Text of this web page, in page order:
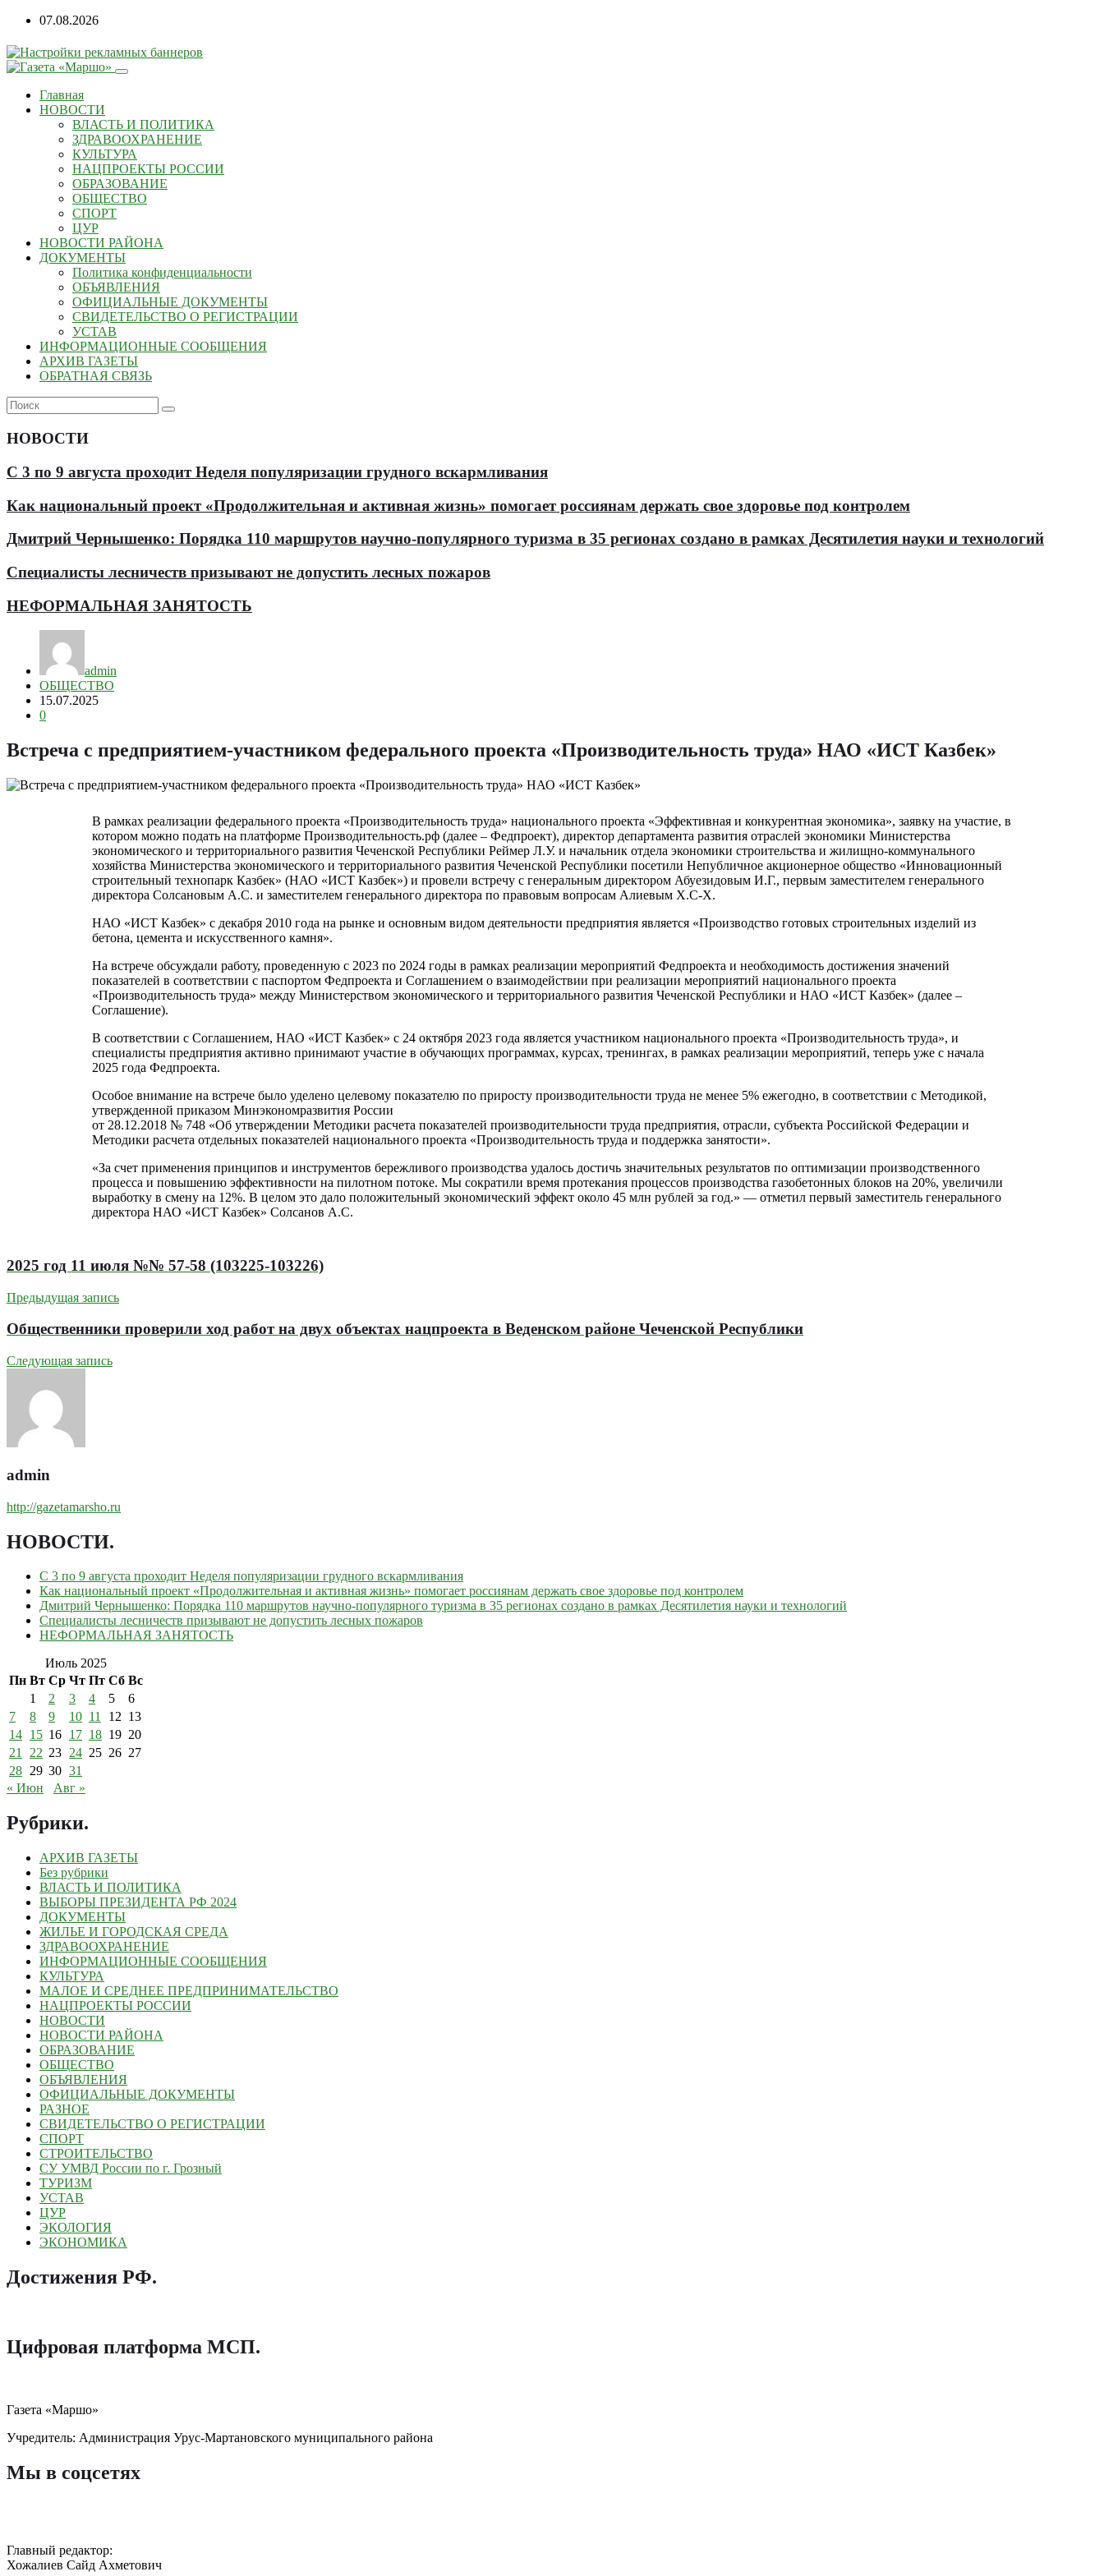
07.08.2026
Главная
НОВОСТИ
ВЛАСТЬ И ПОЛИТИКА
ЗДРАВООХРАНЕНИЕ
КУЛЬТУРА
НАЦПРОЕКТЫ РОССИИ
ОБРАЗОВАНИЕ
ОБЩЕСТВО
СПОРТ
ЦУР
НОВОСТИ РАЙОНА
ДОКУМЕНТЫ
Политика конфиденциальности
ОБЪЯВЛЕНИЯ
ОФИЦИАЛЬНЫЕ ДОКУМЕНТЫ
СВИДЕТЕЛЬСТВО О РЕГИСТРАЦИИ
УСТАВ
ИНФОРМАЦИОННЫЕ СООБЩЕНИЯ
АРХИВ ГАЗЕТЫ
ОБРАТНАЯ СВЯЗЬ
НОВОСТИ
С 3 по 9 августа проходит Неделя популяризации грудного вскармливания
Как национальный проект «Продолжительная и активная жизнь» помогает россиянам держать свое здоровье под контролем
Дмитрий Чернышенко: Порядка 110 маршрутов научно-популярного туризма в 35 регионах создано в рамках Десятилетия науки и технологий
Специалисты лесничеств призывают не допустить лесных пожаров
НЕФОРМАЛЬНАЯ ЗАНЯТОСТЬ
admin
ОБЩЕСТВО
15.07.2025
0
Встреча с предприятием-участником федерального проекта «Производительность труда» НАО «ИСТ Казбек»
В рамках реализации федерального проекта «Производительность труда» национального проекта «Эффективная и конкурентная экономика», заявку на участие, в
котором можно подать на платформе Производительность.рф (далее – Федпроект), директор департамента развития отраслей экономики Министерства
экономического и территориального развития Чеченской Республики Реймер Л.У. и начальник отдела экономики строительства и жилищно-коммунального
хозяйства Министерства экономического и территориального развития Чеченской Республики посетили Непубличное акционерное общество «Инновационный
строительный технопарк Казбек» (НАО «ИСТ Казбек») и провели встречу с генеральным директором Абуезидовым И.Г., первым заместителем генерального
директора Солсановым А.С. и заместителем генерального директора по правовым вопросам Алиевым Х.С-Х.
НАО «ИСТ Казбек» с декабря 2010 года на рынке и основным видом деятельности предприятия является «Производство готовых строительных изделий из
бетона, цемента и искусственного камня».
На встрече обсуждали работу, проведенную с 2023 по 2024 годы в рамках реализации мероприятий Федпроекта и необходимость достижения значений
показателей в соответствии с паспортом Федпроекта и Соглашением о взаимодействии при реализации мероприятий национального проекта
«Производительность труда» между Министерством экономического и территориального развития Чеченской Республики и НАО «ИСТ Казбек» (далее –
Соглашение).
В соответствии с Соглашением, НАО «ИСТ Казбек» с 24 октября 2023 года является участником национального проекта «Производительность труда», и
специалисты предприятия активно принимают участие в обучающих программах, курсах, тренингах, в рамках реализации мероприятий, теперь уже с начала
2025 года Федпроекта.
Особое внимание на встрече было уделено целевому показателю по приросту производительности труда не менее 5% ежегодно, в соответствии с Методикой,
утвержденной приказом Минэкономразвития России
от 28.12.2018 № 748 «Об утверждении Методики расчета показателей производительности труда предприятия, отрасли, субъекта Российской Федерации и
Методики расчета отдельных показателей национального проекта «Производительность труда и поддержка занятости».
«За счет применения принципов и инструментов бережливого производства удалось достичь значительных результатов по оптимизации производственного
процесса и повышению эффективности на пилотном потоке. Мы сократили время протекания процессов производства газобетонных блоков на 20%, увеличили
выработку в смену на 12%. В целом это дало положительный экономический эффект около 45 млн рублей за год.» — отметил первый заместитель генерального
директора НАО «ИСТ Казбек» Солсанов А.С.
2025 год 11 июля №№ 57-58 (103225-103226)
Предыдущая запись
Общественники проверили ход работ на двух объектах нацпроекта в Веденском районе Чеченской Республики
Следующая запись
admin
http://gazetamarsho.ru
НОВОСТИ.
С 3 по 9 августа проходит Неделя популяризации грудного вскармливания
Как национальный проект «Продолжительная и активная жизнь» помогает россиянам держать свое здоровье под контролем
Дмитрий Чернышенко: Порядка 110 маршрутов научно-популярного туризма в 35 регионах создано в рамках Десятилетия науки и технологий
Специалисты лесничеств призывают не допустить лесных пожаров
НЕФОРМАЛЬНАЯ ЗАНЯТОСТЬ
Июль 2025
Пн Вт Ср Чт Пт Сб Вс
1
2 3 4 5
6
7
8 9 10 11 12 13
14 15 16 17 18 19 20
21 22 23 24 25 26 27
28 29 30 31
« Июн
Авг »
Рубрики.
АРХИВ ГАЗЕТЫ
Без рубрики
ВЛАСТЬ И ПОЛИТИКА
ВЫБОРЫ ПРЕЗИДЕНТА РФ 2024
ДОКУМЕНТЫ
ЖИЛЬЕ И ГОРОДСКАЯ СРЕДА
ЗДРАВООХРАНЕНИЕ
ИНФОРМАЦИОННЫЕ СООБЩЕНИЯ
КУЛЬТУРА
МАЛОЕ И СРЕДНЕЕ ПРЕДПРИНИМАТЕЛЬСТВО
НАЦПРОЕКТЫ РОССИИ
НОВОСТИ
НОВОСТИ РАЙОНА
ОБРАЗОВАНИЕ
ОБЩЕСТВО
ОБЪЯВЛЕНИЯ
ОФИЦИАЛЬНЫЕ ДОКУМЕНТЫ
РАЗНОЕ
СВИДЕТЕЛЬСТВО О РЕГИСТРАЦИИ
СПОРТ
СТРОИТЕЛЬСТВО
СУ УМВД России по г. Грозный
ТУРИЗМ
УСТАВ
ЦУР
ЭКОЛОГИЯ
ЭКОНОМИКА
Достижения РФ.
Цифровая платформа МСП.
Газета «Маршо»
Учредитель: Администрация Урус-Мартановского муниципального района
Мы в соцсетях
Главный редактор:
Хожалиев Сайд Ахметович